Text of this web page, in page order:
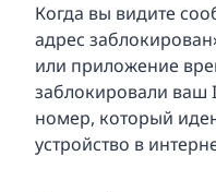
Когда вы видите
адрес
или приложение
заблокировали ваш
номер, который
устройство в